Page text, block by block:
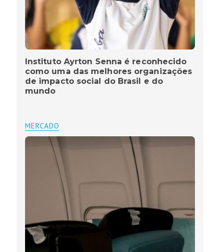
Instituto Ayrton Senna é reconhecido
como uma das melhores organizações
de impacto social do Brasil e do
mundo
MERCADO